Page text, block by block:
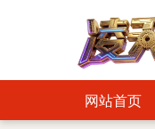
网站首页